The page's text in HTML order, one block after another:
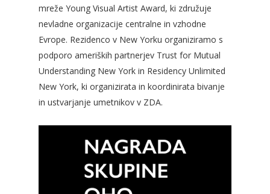
mreže Young Visual Artist Award, ki združuje
nevladne organizacije centralne in vzhodne
Evrope. Rezidenco v New Yorku organiziramo s
podporo ameriških partnerjev Trust for Mutual
Understanding New York in Residency Unlimited
New York, ki organizirata in koordinirata bivanje
in ustvarjanje umetnikov v ZDA.